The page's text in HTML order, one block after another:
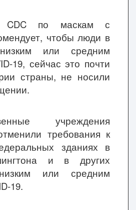
CDC по маскам с
чтобы люди в
или средним
19, сейчас это почти
страны, не носили
учреждения
требования к
зданиях в
и в других
или средним
19.